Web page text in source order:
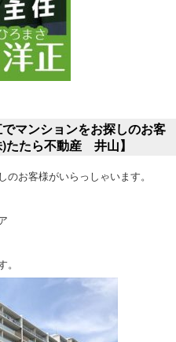
マンションをお探しのお客
たたら不動産 井山】
お客様がいらっしゃいます。
。